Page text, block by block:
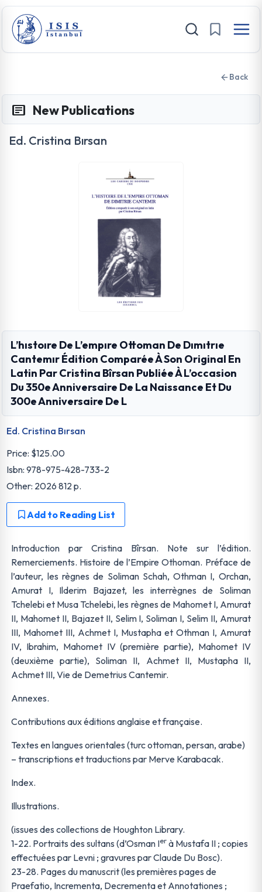
Back
New Publications
Ed. Cristina Bırsan
L’hıstoıre De L’empıre Ottoman De Dımıtrıe
Cantemır Édition Comparée À Son Original En
Latin Par Cristina Bîrsan Publiée À L’occasion
Du 350e Anniversaire De La Naissance Et Du
300e Anniversaire De L
Ed. Cristina Bırsan
Price: $125.00
Isbn: 978-975-428-733-2
Other: 2026 812 p.
Add to Reading List
Introduction par Cristina Bîrsan. Note sur l’édition.
Remerciements. Histoire de l’Empire Othoman. Préface de
l’auteur, les règnes de Soliman Schah, Othman I, Orchan,
Amurat I, Ilderim Bajazet, les interrègnes de Soliman
Tchelebi et Musa Tchelebi, les règnes de Mahomet I, Amurat
II, Mahomet II, Bajazet II, Selim I, Soliman I, Selim II, Amurat
III, Mahomet III, Achmet I, Mustapha et Othman I, Amurat
IV, Ibrahim, Mahomet IV (première partie), Mahomet IV
(deuxième partie), Soliman II, Achmet II, Mustapha II,
Achmet III, Vie de Demetrius Cantemir.
Annexes.
Contributions aux éditions anglaise et française.
Textes en langues orientales (turc ottoman, persan, arabe)
– transcriptions et traductions par Merve Karabacak.
Index.
Illustrations.
(issues des collections de Houghton Library.
1-22. Portraits des sultans (d’Osman Ier à Mustafa II ; copies
effectuées par Levni ; gravures par Claude Du Bosc).
23-28. Pages du manuscrit (les premières pages de
Praefatio, Incrementa, Decrementa et Annotationes ;